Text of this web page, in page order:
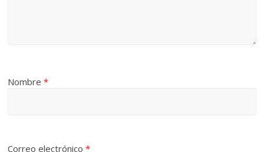
Nombre*
Correo electrónico*